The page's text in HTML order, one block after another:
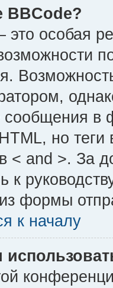
BBCode?
это особая
сообщения в
но теги
< and >. За
к
формы
к началу